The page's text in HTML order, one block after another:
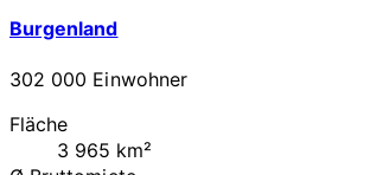
Burgenland
302 000 Einwohner
Fläche
3 965 km²